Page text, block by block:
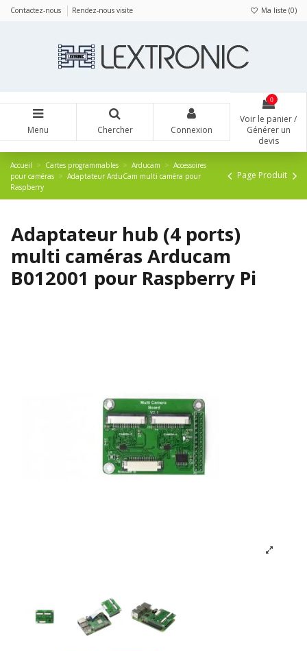
Contactez-nous Rendez-nous visite Ma liste (0)
Menu Chercher Connexion
0
Voir le panier /
Générer un
devis
Accueil Cartes programmables Arducam
Accessoires
pour caméras
Adaptateur ArduCam multi caméra pour
Raspberry
Page Produit
Adaptateur hub (4 ports)
multi caméras Arducam
B012001 pour Raspberry Pi
Panneau de gestion des cookies